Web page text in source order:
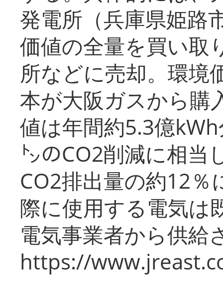
発電所（兵庫県姫路
価値の全量を買い取
所などに売却。環境
本が大阪ガスから購
値は年間約5.3億
㌧のCO2削減に相当
CO2排出量の約12％
際に使用する電気は
電気事業者から供給
https://